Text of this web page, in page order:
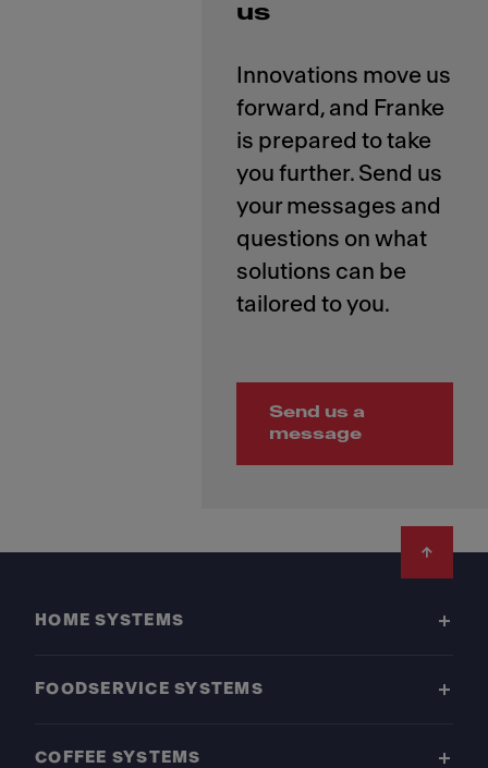
us
Innovations move us
forward, and Franke
is prepared to take
you further. Send us
your messages and
questions on what
solutions can be
Send us a
message
HOME SYSTEMS
FOODSERVICE SYSTEMS
COFFEE SYSTEMS